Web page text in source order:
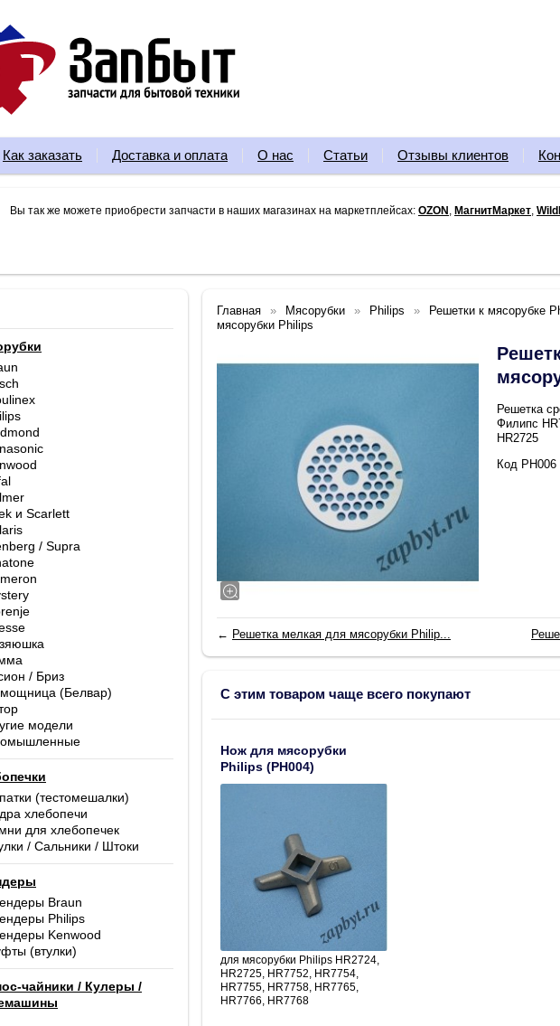
Как заказать Доставка и оплата О нас Статьи Отзывы клиентов
Вы так же можете приобрести запчасти в наших магазинах на маркетплейсах: OZON МагнитМаркет
и Scarlett
/ Supra
/ Бриз
(Белвар)
модели
(тестомешалки)
хлебопечи
для хлебопечек
/ Сальники / Штоки
Braun
Philips
Kenwood
(втулки)
чайники / Кулеры /
Главная Мясорубки Philips Решетки к мясорубке
мясорубки Philips
Решетка
Филипс
HR2725
Код PH006
← Решетка мелкая для мясорубки Philip...
С этим товаром чаще всего покупают
Нож для мясорубки
Philips (PH004)
для мясорубки Philips HR2724,
HR2725, HR7752, HR7754,
HR7755, HR7758, HR7765,
HR7766, HR7768